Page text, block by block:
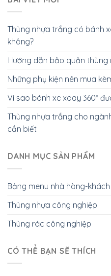
Thùng nhựa trắng có bánh
không?
Hướng dẫn bảo quản thùng
Những phụ kiện nên mua
Vì sao bánh xe xoay 360°
Thùng nhựa trắng cho
cần biết
DANH MỤC SẢN PHẨM
Bảng menu nhà hàng-
Thùng nhựa công nghiệp
Thùng rác công nghiệp
CÓ THỂ BẠN SẼ THÍCH